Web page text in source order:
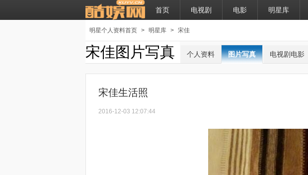
首页 电视剧 电影 明星库
明星个人资料首页 > 明星库 > 宋佳
宋佳图片写真 个人资料 图片写真 电视剧电影
宋佳生活照
2016-12-03 12:07:44